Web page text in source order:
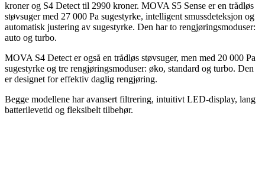
kroner og S4 Detect til 2990 kroner. MOVA S5 Sense er en trådløs
støvsuger med 27 000 Pa sugestyrke, intelligent smussdeteksjon og
automatisk justering av sugestyrke. Den har to rengjøringsmoduser:
auto og turbo.
MOVA S4 Detect er også en trådløs støvsuger, men med 20 000 Pa
sugestyrke og tre rengjøringsmoduser: øko, standard og turbo. Den
er designet for effektiv daglig rengjøring.
Begge modellene har avansert filtrering, intuitivt LED-display, lang
batterilevetid og fleksibelt tilbehør.